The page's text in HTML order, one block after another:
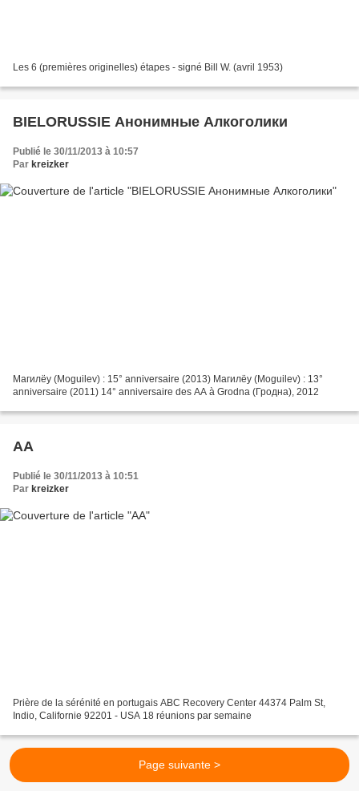
Les 6 (premières originelles) étapes - signé Bill W. (avril 1953)
BIELORUSSIE Анонимные Алкоголики
Publié le 30/11/2013 à 10:57
Par kreizker
Магилёу (Moguilev) : 15° anniversaire (2013) Магилёу (Moguilev) : 13°
anniversaire (2011) 14° anniversaire des AA à Grodna (Гродна), 2012
AA
Publié le 30/11/2013 à 10:51
Par kreizker
Prière de la sérénité en portugais ABC Recovery Center 44374 Palm St,
Indio, Californie 92201 - USA 18 réunions par semaine
Page suivante >